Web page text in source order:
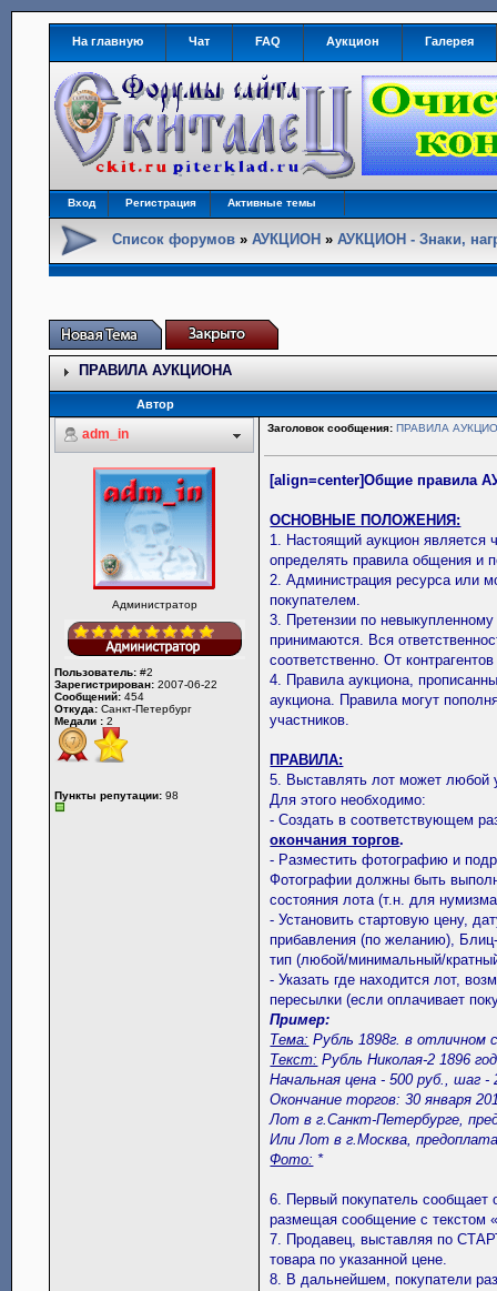
На главную Чат FAQ Аукцион Галерея
Вход Регистрация Активные темы
Список форумов »АУКЦИОН »АУКЦИОН - Знаки,
ПРАВИЛА АУКЦИОНА
Автор
adm_in Заголовок сообщения: ПРАВИЛА
Администратор
Пользователь: #2
Зарегистрирован: 2007-06-22
Сообщений: 454
Откуда: Санкт-Петербург
Медали : 2
Пункты репутации: 98
[align=center]Общие правила
ОСНОВНЫЕ ПОЛОЖЕНИЯ:
1. Настоящий аукцион является
определять правила общения и
2. Администрация ресурса или
покупателем.
3. Претензии по
принимаются. Вся
соответственно. От
4. Правила аукциона,
аукциона. Правила могут
участников.
ПРАВИЛА:
5. Выставлять лот может любой
Для этого необходимо:
- Создать в соответствующем
окончания торгов.
- Разместить фотографию и
Фотографии должны быть
состояния лота (т.н. для
- Установить стартовую цену,
прибавления (по желанию),
тип (любой/минимальный/
- Указать где находится лот,
пересылки (если оплачивает
Пример:
Тема: Рубль 1898г. в отличном
Текст: Рубль Николая-2 1896
Начальная цена - 500 руб., шаг -
Окончание торгов: 30 января
Лот в г.Санкт-Петербурге,
Или Лот в г.Москва,
Фото: *
6. Первый покупатель сообщает
размещая сообщение с текстом
7. Продавец, выставляя по
товара по указанной цене.
8. В дальнейшем, покупатели